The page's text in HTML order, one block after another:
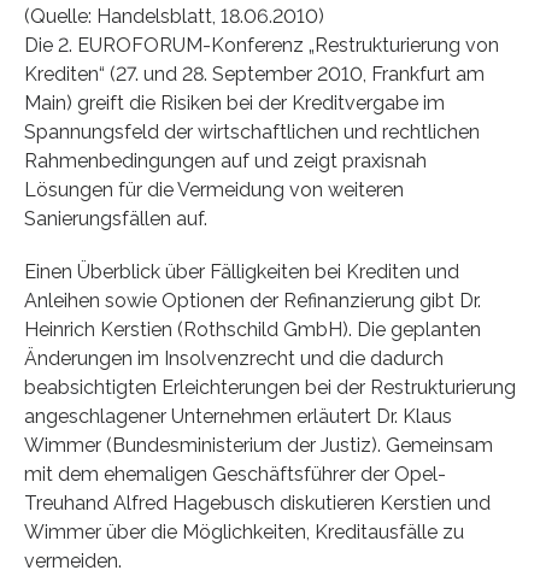
(Quelle: Handelsblatt, 18.06.2010)
Die 2. EUROFORUM-Konferenz „Restrukturierung von
Krediten“ (27. und 28. September 2010, Frankfurt am
Main) greift die Risiken bei der Kreditvergabe im
Spannungsfeld der wirtschaftlichen und rechtlichen
Rahmenbedingungen auf und zeigt praxisnah
Lösungen für die Vermeidung von weiteren
Sanierungsfällen auf.
Einen Überblick über Fälligkeiten bei Krediten und
Anleihen sowie Optionen der Refinanzierung gibt Dr.
Heinrich Kerstien (Rothschild GmbH). Die geplanten
Änderungen im Insolvenzrecht und die dadurch
beabsichtigten Erleichterungen bei der Restrukturierung
angeschlagener Unternehmen erläutert Dr. Klaus
Wimmer (Bundesministerium der Justiz). Gemeinsam
mit dem ehemaligen Geschäftsführer der Opel-
Treuhand Alfred Hagebusch diskutieren Kerstien und
Wimmer über die Möglichkeiten, Kreditausfälle zu
vermeiden.